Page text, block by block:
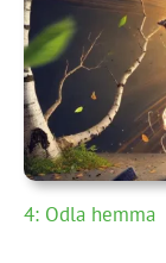
4: Odla hemma